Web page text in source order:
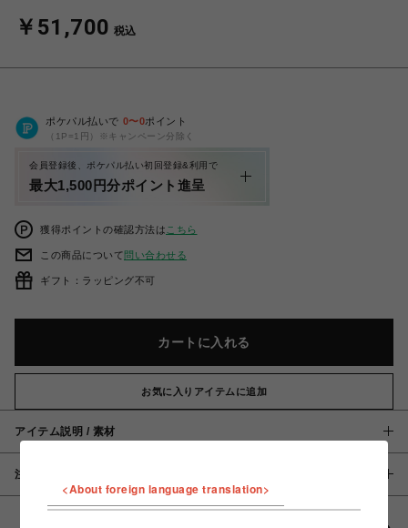
￥51,700 税込
ポケパル払いで 0〜0ポイント
（1P=1円）※キャンペーン分除く
会員登録後、ポケパル払い初回登録&利用で
最大1,500円分ポイント進呈
獲得ポイントの確認方法は こちら
この商品について問い合わせる
ギフト：ラッピング不可
カートに入れる
お気に入りアイテムに追加
アイテム説明 / 素材
注意事項
<About foreign language translation>